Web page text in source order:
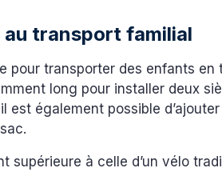
transport familial
pour transporter des enfants en
long pour installer deux
est également possible
supérieure à celle d’un vélo